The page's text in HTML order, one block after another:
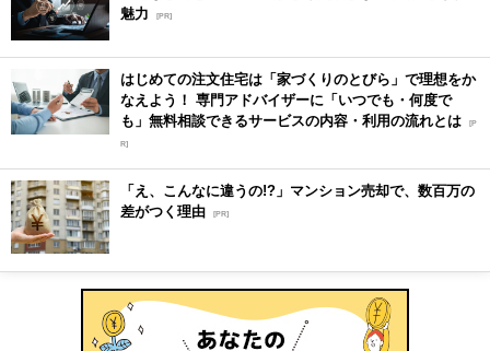
魅力
[PR]
はじめての注文住宅は「家づくりのとびら」で理想をか
なえよう！ 専門アドバイザーに「いつでも・何度で
も」無料相談できるサービスの内容・利用の流れとは [P
R]
「え、こんなに違うの!?」マンション売却で、数百万の
差がつく理由 [PR]